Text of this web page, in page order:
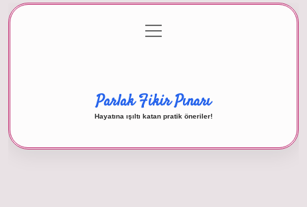
Gizlilik Politikası
menüyü
aç
Parlak Fikir Pınarı
Hayatına ışıltı katan pratik öneriler!